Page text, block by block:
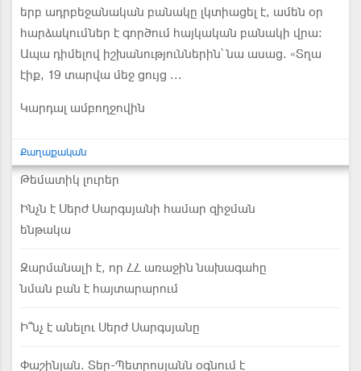
երբ ադրբեջանական բանակը լկտիացել է, ամեն օր
հարձակումներ է գործում հայկական բանակի վրա:
Ապա դիմելով իշխանություններին՝ նա ասաց. «Տղա
էիք, 19 տարվա մեջ ցույց ...
Կարդալ ամբողջովին
Քաղաքական
Թեմատիկ լուրեր
Ինչն է Սերժ Սարգսյանի համար զիջման
ենթակա
Զարմանալի է, որ ՀՀ առաջին նախագահը
նման բան է հայտարարում
Ի՞նչ է անելու Սերժ Սարգսյանը
Փաշինյան. Տեր-Պետրոսյանն օգնում է